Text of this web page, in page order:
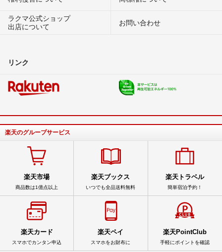
ラクマ公式ショップ
出店について
お問い合わせ
リンク
楽天のグループサービス
楽天市場
商品数は1億点以上
楽天ブックス
いつでも全品送料無料
楽天トラベル
簡単宿泊予約！
楽天カード
スマホでカンタン申込
楽天ペイ
スマホをお財布に
楽天PointClub
手軽にポイントを確認